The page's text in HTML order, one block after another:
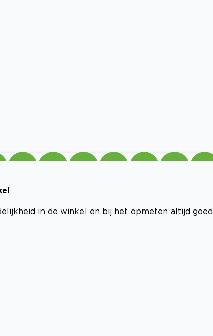
in de winkel en bij het opmeten altijd goed.